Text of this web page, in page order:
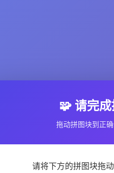
🧩 请完
拖动拼图块到正
请将下方的拼图块拖